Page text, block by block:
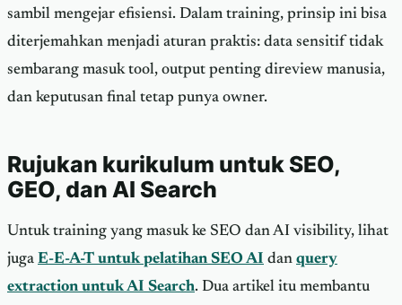
sambil mengejar efisiensi. Dalam training, prinsip ini bisa
diterjemahkan menjadi aturan praktis: data sensitif tidak
sembarang masuk tool, output penting direview manusia,
dan keputusan final tetap punya owner.
Rujukan kurikulum untuk SEO,
GEO, dan AI Search
Untuk training yang masuk ke SEO dan AI visibility, lihat
juga E-E-A-T untuk pelatihan SEO AI dan query
extraction untuk AI Search. Dua artikel itu membantu